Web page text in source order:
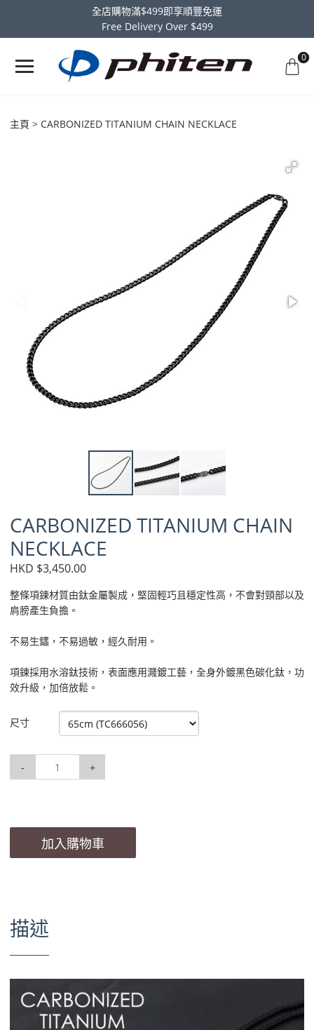
全店購物滿$499即享順豐免運
Free Delivery Over $499
0
主頁 CARBONIZED TITANIUM CHAIN NECKLACE
CARBONIZED TITANIUM CHAIN
NECKLACE
HKD $3,450.00
整條項鍊材質由鈦金屬製成，堅固輕巧且穩定性高，不會對頸部以及
肩膀產生負擔。
不易生鏽，不易過敏，經久耐用。
項鍊採用水溶鈦技術，表面應用濺鍍工藝，全身外鍍黑色碳化鈦，功
效升級，加倍放鬆。
尺寸
- +
加入購物車
描述